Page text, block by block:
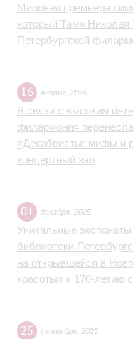
Мировая премьера
который Там»
Петербургской
16 января 2026
В связи с высоким
филармония
«Декабристы: мифы и
концертный зал
01 декабря 2025
Уникальные
библиотеки
на открывшейся в
красоты» к 170-летию
25 сентября 2025